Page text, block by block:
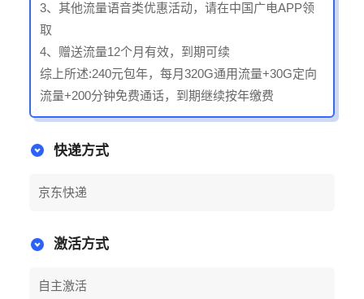
3、其他流量语音类优惠活动，请在中国广电APP领
取
4、赠送流量12个月有效，到期可续
综上所述:240元包年，每月320G通用流量+30G定向
流量+200分钟免费通话，到期继续按年缴费
快递方式
京东快递
激活方式
自主激活